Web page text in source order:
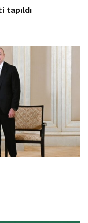
tapıldı